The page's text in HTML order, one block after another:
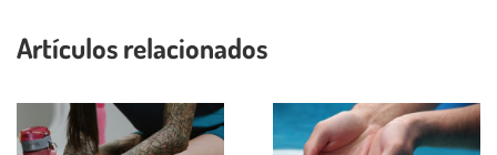
Artículos relacionados